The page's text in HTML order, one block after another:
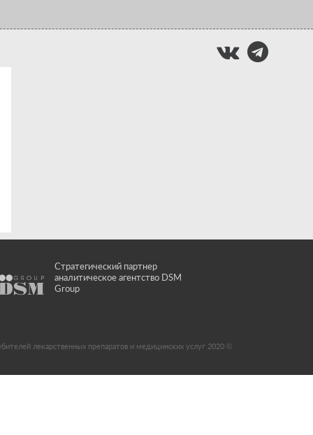
Стратегический партнер
аналитическое агентство DSM
Group
лекарственных препаратов и медицинских услуг 2020 ©